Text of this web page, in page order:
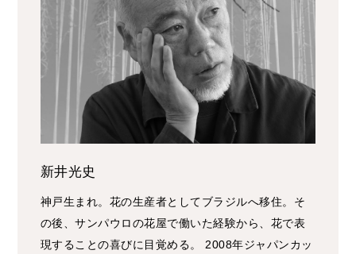
新井光史
神戸生まれ。花の生産者としてブラジルへ移住。そ
の後、サンパウロの花屋で働いた経験から、花で表
現することの喜びに目覚める。 2008年ジャパンカッ